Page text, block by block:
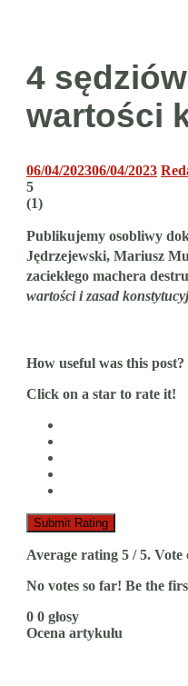
4
wartości
06/04/202306/04/2023
5
(1)
Publikujemy osobliwy
Jędrzejewski, Mariusz
zaciekłego machera
wartości i zasad
How useful was this post?
Click on a star to rate it!
Submit Rating
Average rating 5 / 5. Vote
No votes so far! Be the
0 0 głosy
Ocena artykułu